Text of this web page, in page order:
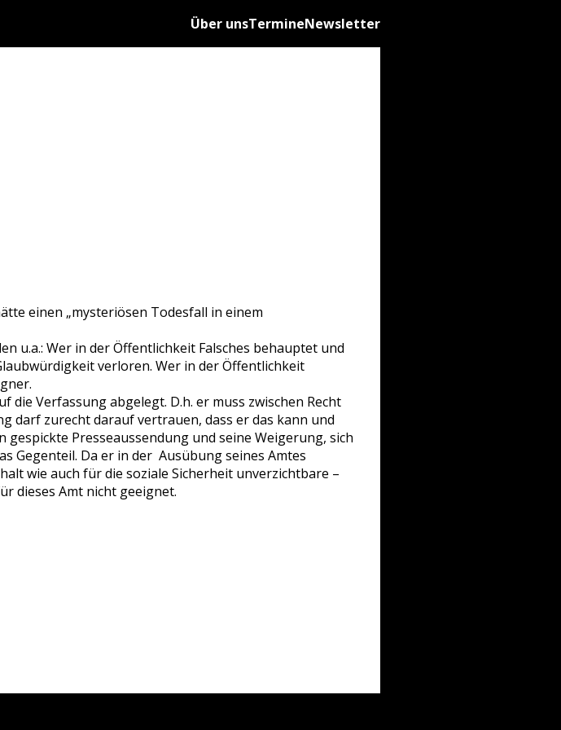
Über unsTermineNewsletter
einen „mysteriösen Todesfall in einem
u.a.: Wer in der Öffentlichkeit Falsches behauptet und
verloren. Wer in der Öffentlichkeit
Verfassung abgelegt. D.h. er muss zwischen Recht
darf zurecht darauf vertrauen, dass er das kann und
Presseaussendung und seine Weigerung, sich
Gegenteil. Da er in der Ausübung seines Amtes
wie auch für die soziale Sicherheit unverzichtbare –
dieses Amt nicht geeignet.